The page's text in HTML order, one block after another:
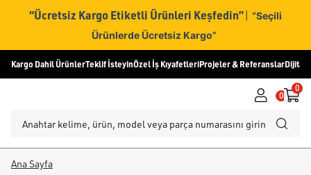
“Ücretsiz Kargo Etiketli Ürünleri Keşfedin” | “Seçili
Ürünlerde Ücretsiz Kargo”
Kargo Dahil ÜrünlerTeklif İsteyinÖzel İş KıyafetleriProjeler & ReferanslarDijital
0
0
Ana Sayfa